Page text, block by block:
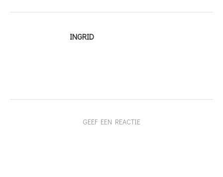
INGRID
GEEF EEN REACTIE